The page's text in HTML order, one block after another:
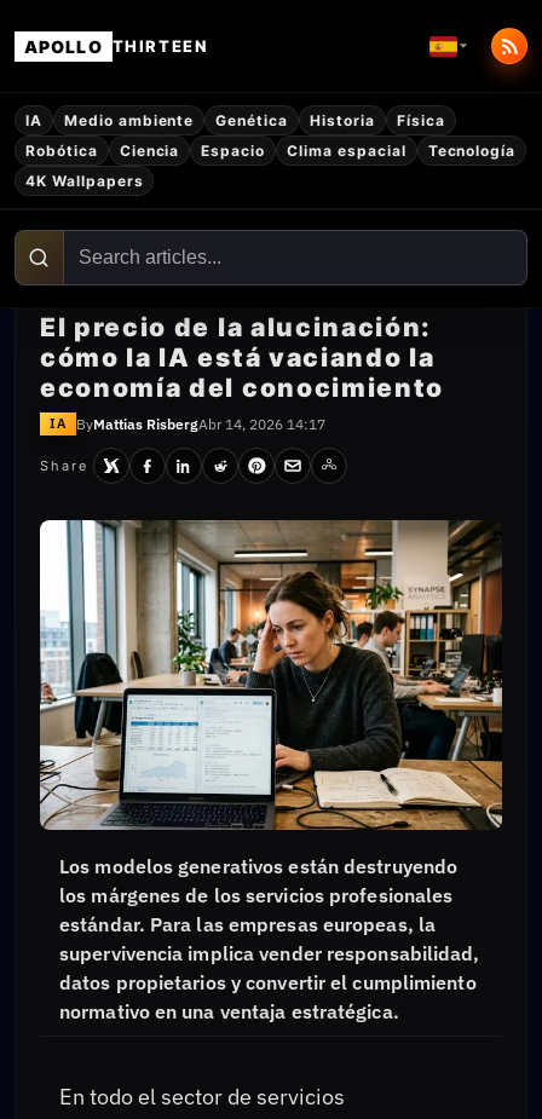
APOLLO THIRTEEN
IA Medio ambiente Genética Historia
Física
Robótica
Ciencia Espacio Clima espacial
Tecnología
4K Wallpapers
El precio de la alucinación:
cómo la IA está vaciando la
economía del conocimiento
IA ByMattias RisbergAbr 14, 2026 14:17
Share
Los modelos generativos están destruyendo
los márgenes de los servicios profesionales
estándar. Para las empresas europeas, la
supervivencia implica vender responsabilidad,
datos propietarios y convertir el cumplimiento
normativo en una ventaja estratégica.
En todo el sector de servicios